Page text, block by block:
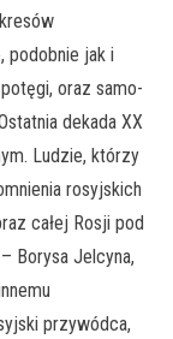
podobnie jak i
oraz samo-
dekada XX
Ludzie, którzy
rosyjskich
całej Rosji pod
Borysa Jelcyna,
przywódca,